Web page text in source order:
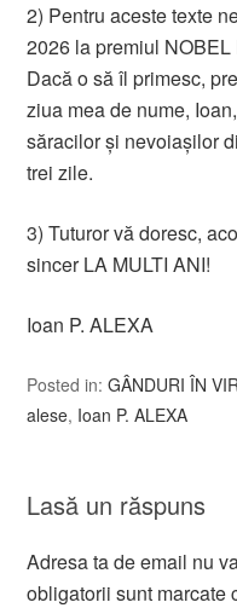
2) Pentru aceste texte
2026 la premiul
Dacă o să îl primesc,
ziua mea de nume,
săracilor și nevoiașilor
trei zile.
3) Tuturor vă doresc,
sincer LA MULTI ANI!
Ioan P. ALEXA
Posted in:GÂNDURI ÎN
alese, Ioan P. ALEXA
Lasă un răspuns
Adresa ta de email nu
obligatorii sunt marcate